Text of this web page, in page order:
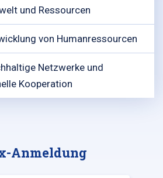
und Ressourcen
von Humanressourcen
Netzwerke und
Kooperation
Anmeldung